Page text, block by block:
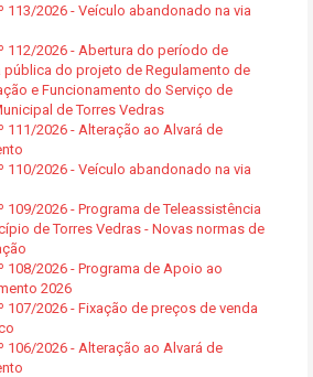
113/2026 - Veículo abandonado na via
112/2026 - Abertura do período de
pública do projeto de Regulamento de
e Funcionamento do Serviço de
de Torres Vedras
111/2026 - Alteração ao Alvará de
110/2026 - Veículo abandonado na via
109/2026 - Programa de Teleassistência
de Torres Vedras - Novas normas de
108/2026 - Programa de Apoio ao
2026
107/2026 - Fixação de preços de venda
106/2026 - Alteração ao Alvará de